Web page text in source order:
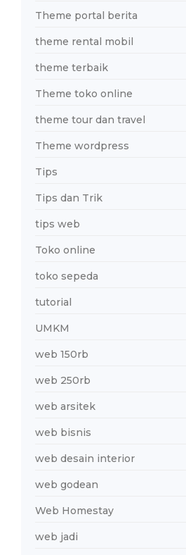
Theme portal berita
theme rental mobil
theme terbaik
Theme toko online
theme tour dan travel
Theme wordpress
Tips
Tips dan Trik
tips web
Toko online
toko sepeda
tutorial
UMKM
web 150rb
web 250rb
web arsitek
web bisnis
web desain interior
web godean
Web Homestay
web jadi